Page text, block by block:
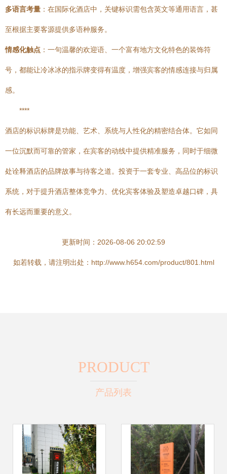
多语言考量 ：在国际化酒店中，关键标识需包含英文等通用语言，甚
至根据主要客源提供多语种服务。
情感化触点 ：一句温馨的欢迎语、一个富有地方文化特色的装饰符
号，都能让冷冰冰的指示牌变得有温度，增强宾客的情感连接与归属
感。
****
酒店的标识标牌是功能、艺术、系统与人性化的精密结合体。它如同
一位沉默而可靠的管家，在宾客的动线中提供精准服务，同时于细微
处诠释酒店的品牌故事与待客之道。投资于一套专业、高品位的标识
系统，对于提升酒店整体竞争力、优化宾客体验及塑造卓越口碑，具
有长远而重要的意义。
更新时间：2026-08-06 20:02:59
如若转载，请注明出处：http://www.h654.com/product/801.html
PRODUCT
产品列表